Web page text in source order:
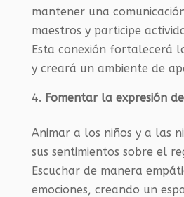
mantener una
maestros y participe
Esta conexión fortalecerá
y creará un ambiente de
Fomentar la expresión
Animar a los niños y a las
sus sentimientos sobre el
Escuchar de manera
emociones, creando un